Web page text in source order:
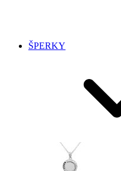
ŠPERKY